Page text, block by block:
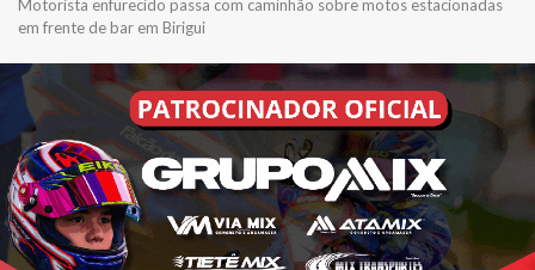
Motorista enfurecido passa com caminhão sobre motos estacionadas
em frente de bar em Birigui